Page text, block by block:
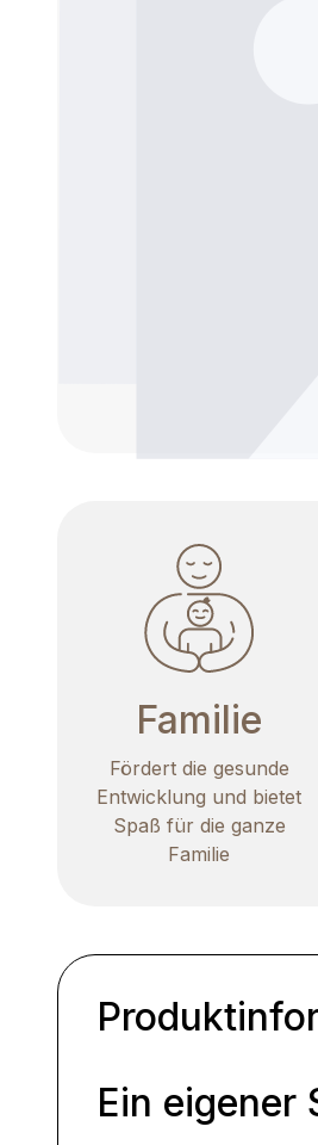
Familie
Fördert die gesunde
Entwicklung und bietet
Spaß für die ganze
Familie
Ein eigener